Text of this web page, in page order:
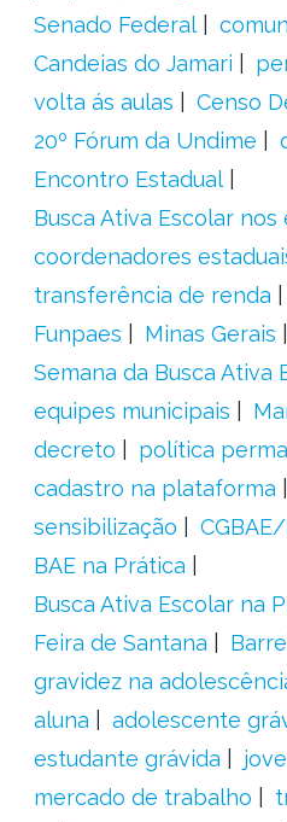
Senado Federal
Candeias do Jamari
volta ás aulas
Censo
20º Fórum da Undime
Encontro Estadual
Busca Ativa Escolar nos
coordenadores
transferência de renda
Funpaes
Minas Gerais
Semana da Busca Ativa
equipes municipais
decreto
política
cadastro na plataforma
sensibilização
BAE na Prática
Busca Ativa Escolar na
Feira de Santana
gravidez na
aluna
adolescente
estudante grávida
mercado de trabalho